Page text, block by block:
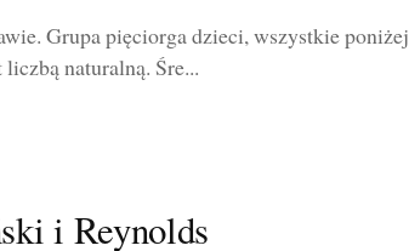
Grupa pięciorga dzieci, wszystkie poniżej
naturalną. Śre...
i Reynolds